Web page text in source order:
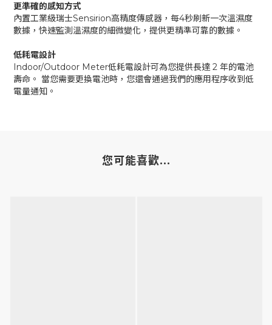
更準確的感知方式
內置工業級瑞士Sensirion高精度傳感器，每4秒刷新一次溫濕度
數據，快速監測溫濕度的細微變化，提供更精準可靠的數據。
低耗電設計
Indoor/Outdoor Meter低耗電設計可為您提供長達 2 年的電池
壽命。 當您需要更換電池時，您還會通過我們的應用程序收到低
電量通知。
您可能喜歡...